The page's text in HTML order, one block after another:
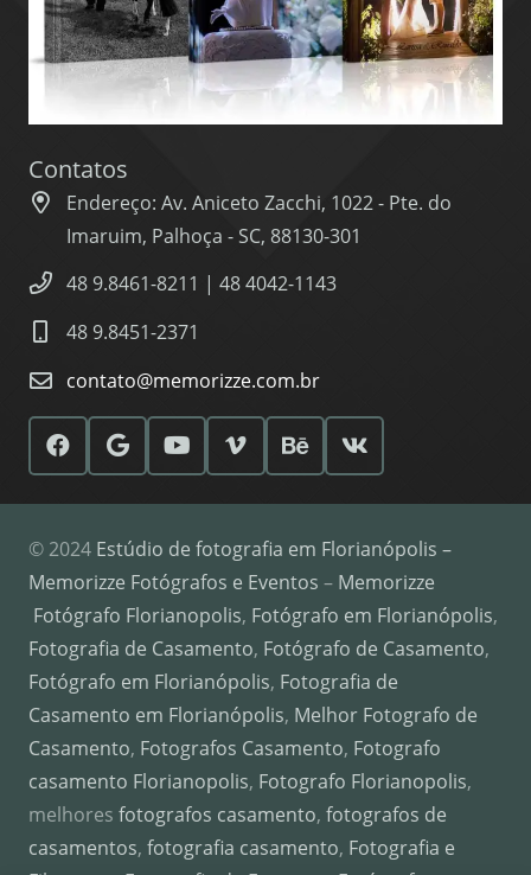
Contatos
Endereço: Av. Aniceto Zacchi, 1022 - Pte. do
Imaruim, Palhoça - SC, 88130-301
48 9.8461-8211 | 48 4042-1143
48 9.8451-2371
contato@memorizze.com.br
© 2024 Estúdio de fotografia em Florianópolis –
Memorizze Fotógrafos e Eventos – Memorizze
Fotógrafo Florianopolis, Fotógrafo em Florianópolis,
Fotografia de Casamento, Fotógrafo de Casamento,
Fotógrafo em Florianópolis, Fotografia de
Casamento em Florianópolis, Melhor Fotografo de
Casamento, Fotografos Casamento, Fotografo
casamento Florianopolis, Fotografo Florianopolis,
melhores fotografos casamento, fotografos de
casamentos, fotografia casamento, Fotografia e